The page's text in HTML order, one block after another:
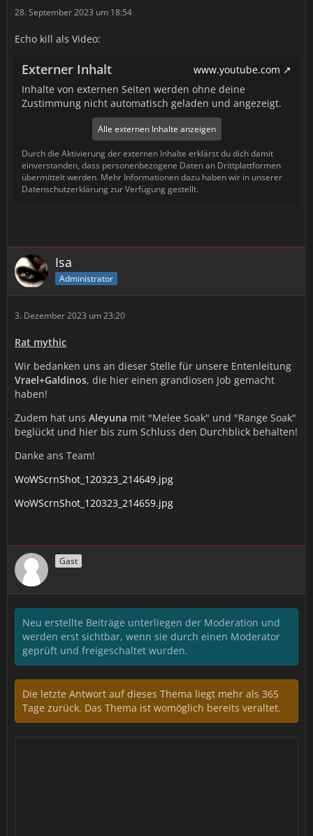
28. September 2023 um 18:54
Echo kill als Video:
Externer Inhalt
www.youtube.com
Inhalte von externen Seiten werden ohne deine
Zustimmung nicht automatisch geladen und angezeigt.
Alle externen Inhalte anzeigen
Durch die Aktivierung der externen Inhalte erklärst du dich damit
einverstanden, dass personenbezogene Daten an Drittplattformen
übermittelt werden. Mehr Informationen dazu haben wir in unserer
Datenschutzerklärung zur Verfügung gestellt.
Isa
Administrator
3. Dezember 2023 um 23:20
Rat mythic
Wir bedanken uns an dieser Stelle für unsere Entenleitung
Vrael+Galdinos, die hier einen grandiosen Job gemacht
haben!
Zudem hat uns Aleyuna mit "Melee Soak" und "Range Soak"
beglückt und hier bis zum Schluss den Durchblick behalten!
Danke ans Team!
WoWScrnShot_120323_214649.jpg
WoWScrnShot_120323_214659.jpg
Gast
Neu erstellte Beiträge unterliegen der Moderation und
werden erst sichtbar, wenn sie durch einen Moderator
geprüft und freigeschaltet wurden.
Die letzte Antwort auf dieses Thema liegt mehr als 365
Tage zurück. Das Thema ist womöglich bereits veraltet.